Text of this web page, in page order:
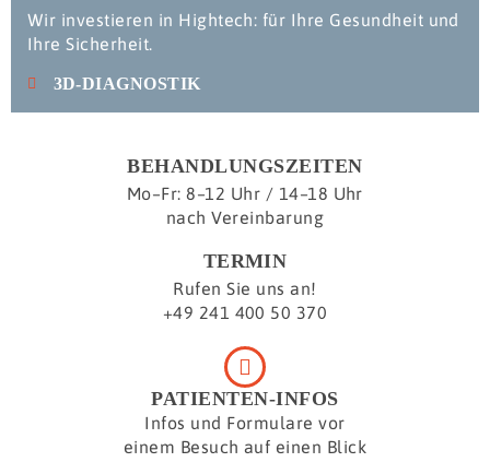
Wir investieren in Hightech: für Ihre Gesundheit und
Ihre Sicherheit.
3D-DIAGNOSTIK
BEHANDLUNGSZEITEN
Mo–Fr: 8–12 Uhr / 14–18 Uhr
nach Vereinbarung
TERMIN
Rufen Sie uns an!
+49 241 400 50 370
PATIENTEN-INFOS
Infos und Formulare vor
einem Besuch auf einen Blick